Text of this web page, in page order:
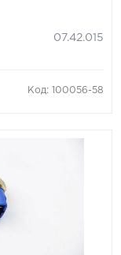
07.42.015
Код: 100056-58